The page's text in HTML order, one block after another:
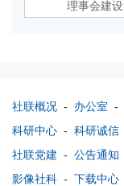
理事会建设
社联概况 - 办公室 -
科研中心 - 科研诚信
社联党建 - 公告通知
影像社科 - 下载中心